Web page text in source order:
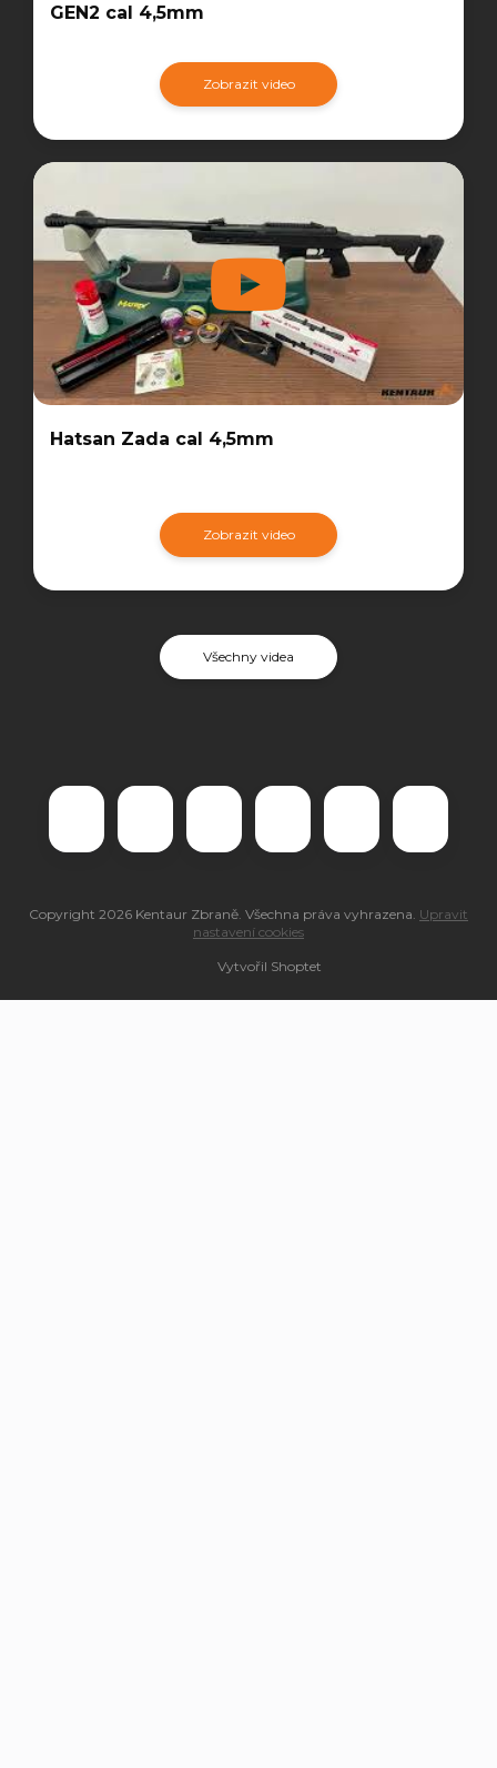
GEN2 cal 4,5mm
Zobrazit video
Hatsan Zada cal 4,5mm
Zobrazit video
Všechny videa
Vytvořil Shoptet
Copyright 2026 Kentaur Zbraně . Všechna práva vyhrazena. Upravit
nastavení cookies